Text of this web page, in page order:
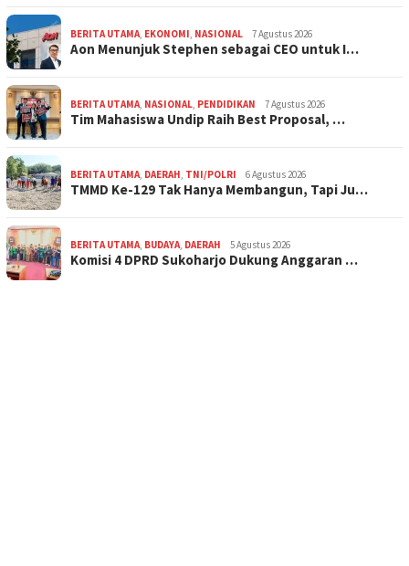
BERITA UTAMA EKONOMI NASIONAL 7 Agustus 2026
Aon Menunjuk Stephen sebagai CEO untuk I…
BERITA UTAMA NASIONAL PENDIDIKAN 7 Agustus 2026
Tim Mahasiswa Undip Raih Best Proposal, …
BERITA UTAMA DAERAH TNI/POLRI 6 Agustus 2026
TMMD Ke-129 Tak Hanya Membangun, Tapi Ju…
BERITA UTAMA BUDAYA DAERAH 5 Agustus 2026
Komisi 4 DPRD Sukoharjo Dukung Anggaran …